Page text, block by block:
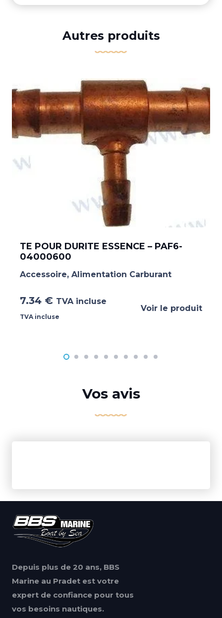
Autres produits
TE POUR DURITE ESSENCE – PAF6-
04000600
Accessoire, Alimentation Carburant
7.34 € TVA incluse
TVA incluse
Voir le produit
Vos avis
Depuis plus de 20 ans, BBS
Marine au Pradet est votre
expert de confiance pour tous
vos besoins nautiques.